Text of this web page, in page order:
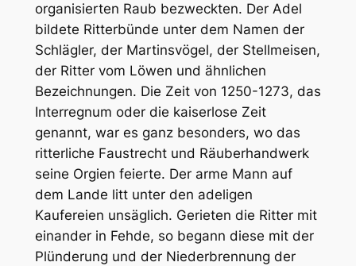
organisierten Raub bezweckten. Der Adel
bildete Ritterbünde unter dem Namen der
Schlägler, der Martinsvögel, der Stellmeisen,
der Ritter vom Löwen und ähnlichen
Bezeichnungen. Die Zeit von 1250-1273, das
Interregnum oder die kaiserlose Zeit
genannt, war es ganz besonders, wo das
ritterliche Faustrecht und Räuberhandwerk
seine Orgien feierte. Der arme Mann auf
dem Lande litt unter den adeligen
Kaufereien unsäglich. Gerieten die Ritter mit
einander in Fehde, so begann diese mit der
Plünderung und der Niederbrennung der